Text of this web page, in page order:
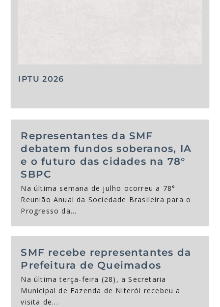
IPTU 2026
Representantes da SMF
debatem fundos soberanos, IA
e o futuro das cidades na 78°
SBPC
Na última semana de julho ocorreu a 78°
Reunião Anual da Sociedade Brasileira para o
Progresso da...
SMF recebe representantes da
Prefeitura de Queimados
Na última terça-feira (28), a Secretaria
Municipal de Fazenda de Niterói recebeu a
visita de...